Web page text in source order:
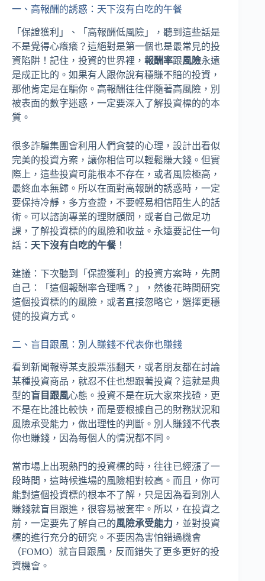
一、高報酬的誘惑：天下沒有白吃的午餐
「保證獲利」、「高報酬低風險」，聽到這些話是
不是覺得心癢癢？這絕對是第一個也是最常見的投
資陷阱！記住，投資的世界裡， 報酬率跟風險永遠
是成正比的。如果有人跟你說有穩賺不賠的投資，
那他肯定是在騙你。高報酬往往伴隨著高風險，別
被表面的數字迷惑，一定要深入了解投資標的的本
質。
很多詐騙集團會利用人們貪婪的心理，設計出看似
完美的投資方案，讓你相信可以輕鬆賺大錢。但實
際上，這些投資可能根本不存在，或者風險極高，
最終血本無歸。所以在面對高報酬的誘惑時，一定
要保持冷靜，多方查證，不要輕易相信陌生人的話
術。可以諮詢專業的理財顧問，或者自己做足功
課，了解投資標的的風險和收益。永遠要記住一句
話： 天下沒有白吃的午餐！
建議：下次聽到「保證獲利」的投資方案時，先問
自己：「這個報酬率合理嗎？」，然後花時間研究
這個投資標的的風險，或者直接忽略它，選擇更穩
健的投資方式。
二、盲目跟風：別人賺錢不代表你也賺錢
看到新聞報導某支股票漲翻天，或者朋友都在討論
某種投資商品，就忍不住也想跟著投資？這就是典
型的盲目跟風心態。投資不是在玩大家來找碴，更
不是在比誰比較快，而是要根據自己的財務狀況和
風險承受能力，做出理性的判斷。別人賺錢不代表
你也賺錢，因為每個人的情況都不同。
當市場上出現熱門的投資標的時，往往已經漲了一
段時間，這時候進場的風險相對較高。而且，你可
能對這個投資標的根本不了解，只是因為看到別人
賺錢就盲目跟進，很容易被套牢。所以，在投資之
前，一定要先了解自己的風險承受能力 ，並對投資
標的進行充分的研究。不要因為害怕錯過機會
（FOMO）就盲目跟風，反而錯失了更多更好的投
資機會。